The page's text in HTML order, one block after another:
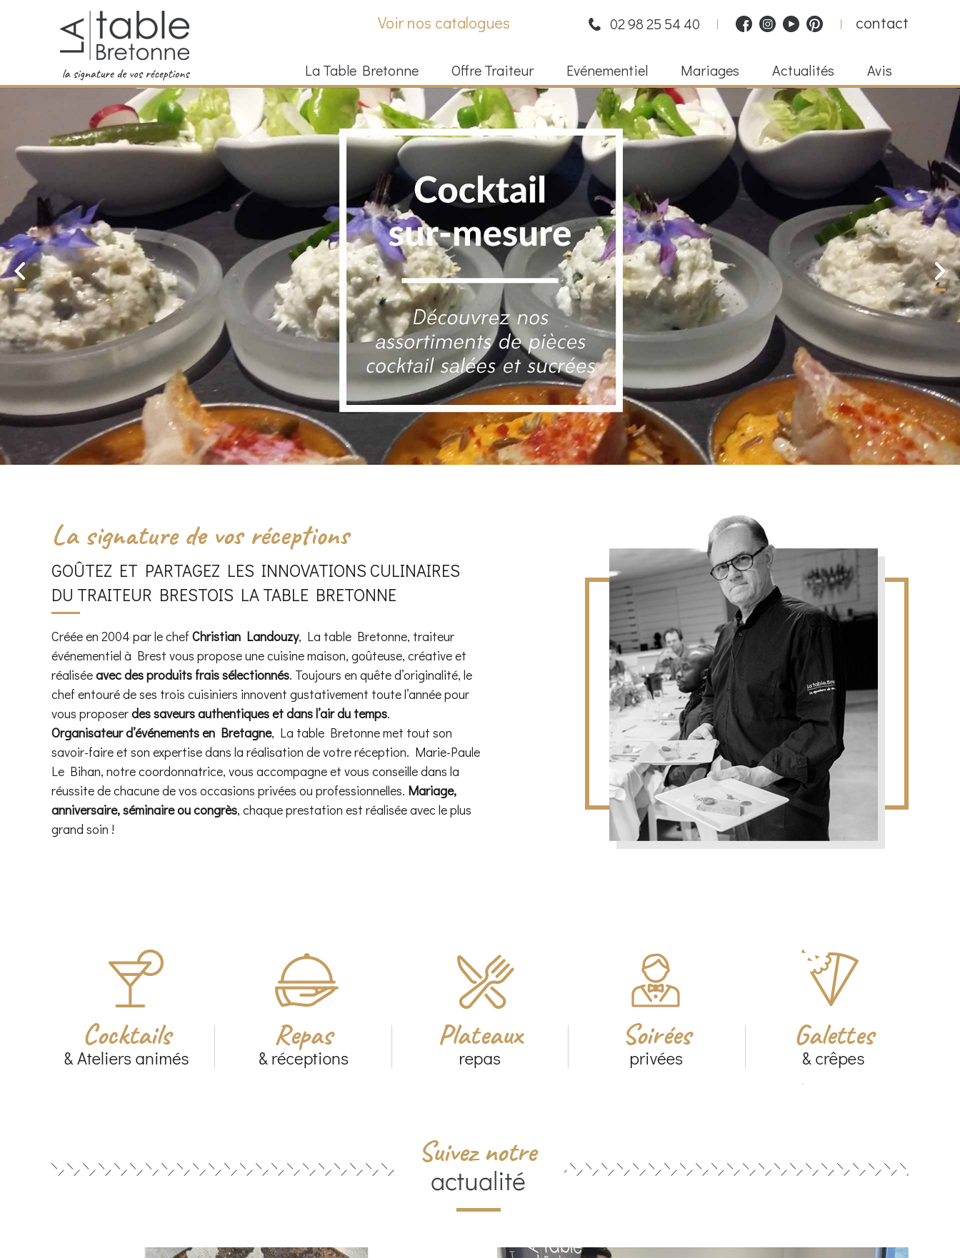
Aller au contenu principal
Voir nos catalogues 02 98 25 54 40 contact
La Table Bretonne Offre Traiteur Evénementiel Mariages Actualités Avis
La signature de vos réceptions
GOÛTEZ ET PARTAGEZ LES INNOVATIONS CULINAIRES
DU TRAITEUR BRESTOIS LA TABLE BRETONNE
Créée en 2004 par le chef Christian Landouzy, La table Bretonne, traiteur
événementiel à Brest vous propose une cuisine maison, goûteuse, créative et
réaliséeavec des produits frais sélectionnés. Toujours en quête d’originalité, le
chef entouré de ses trois cuisiniers innovent gustativement toute l’année pour
vous proposerdes saveurs authentiques et dans l’air du temps.
Organisateur d’événements en Bretagne, La table Bretonne met tout son
savoir-faire et son expertise dans la réalisation de votre réception. Marie-Paule
Le Bihan, notre coordonnatrice, vous accompagne et vous conseille dans la
réussite de chacune de vos occasions privées ou professionnelles. Mariage,
anniversaire, séminaire ou congrès, chaque prestation est réalisée avec le plus
grand soin !